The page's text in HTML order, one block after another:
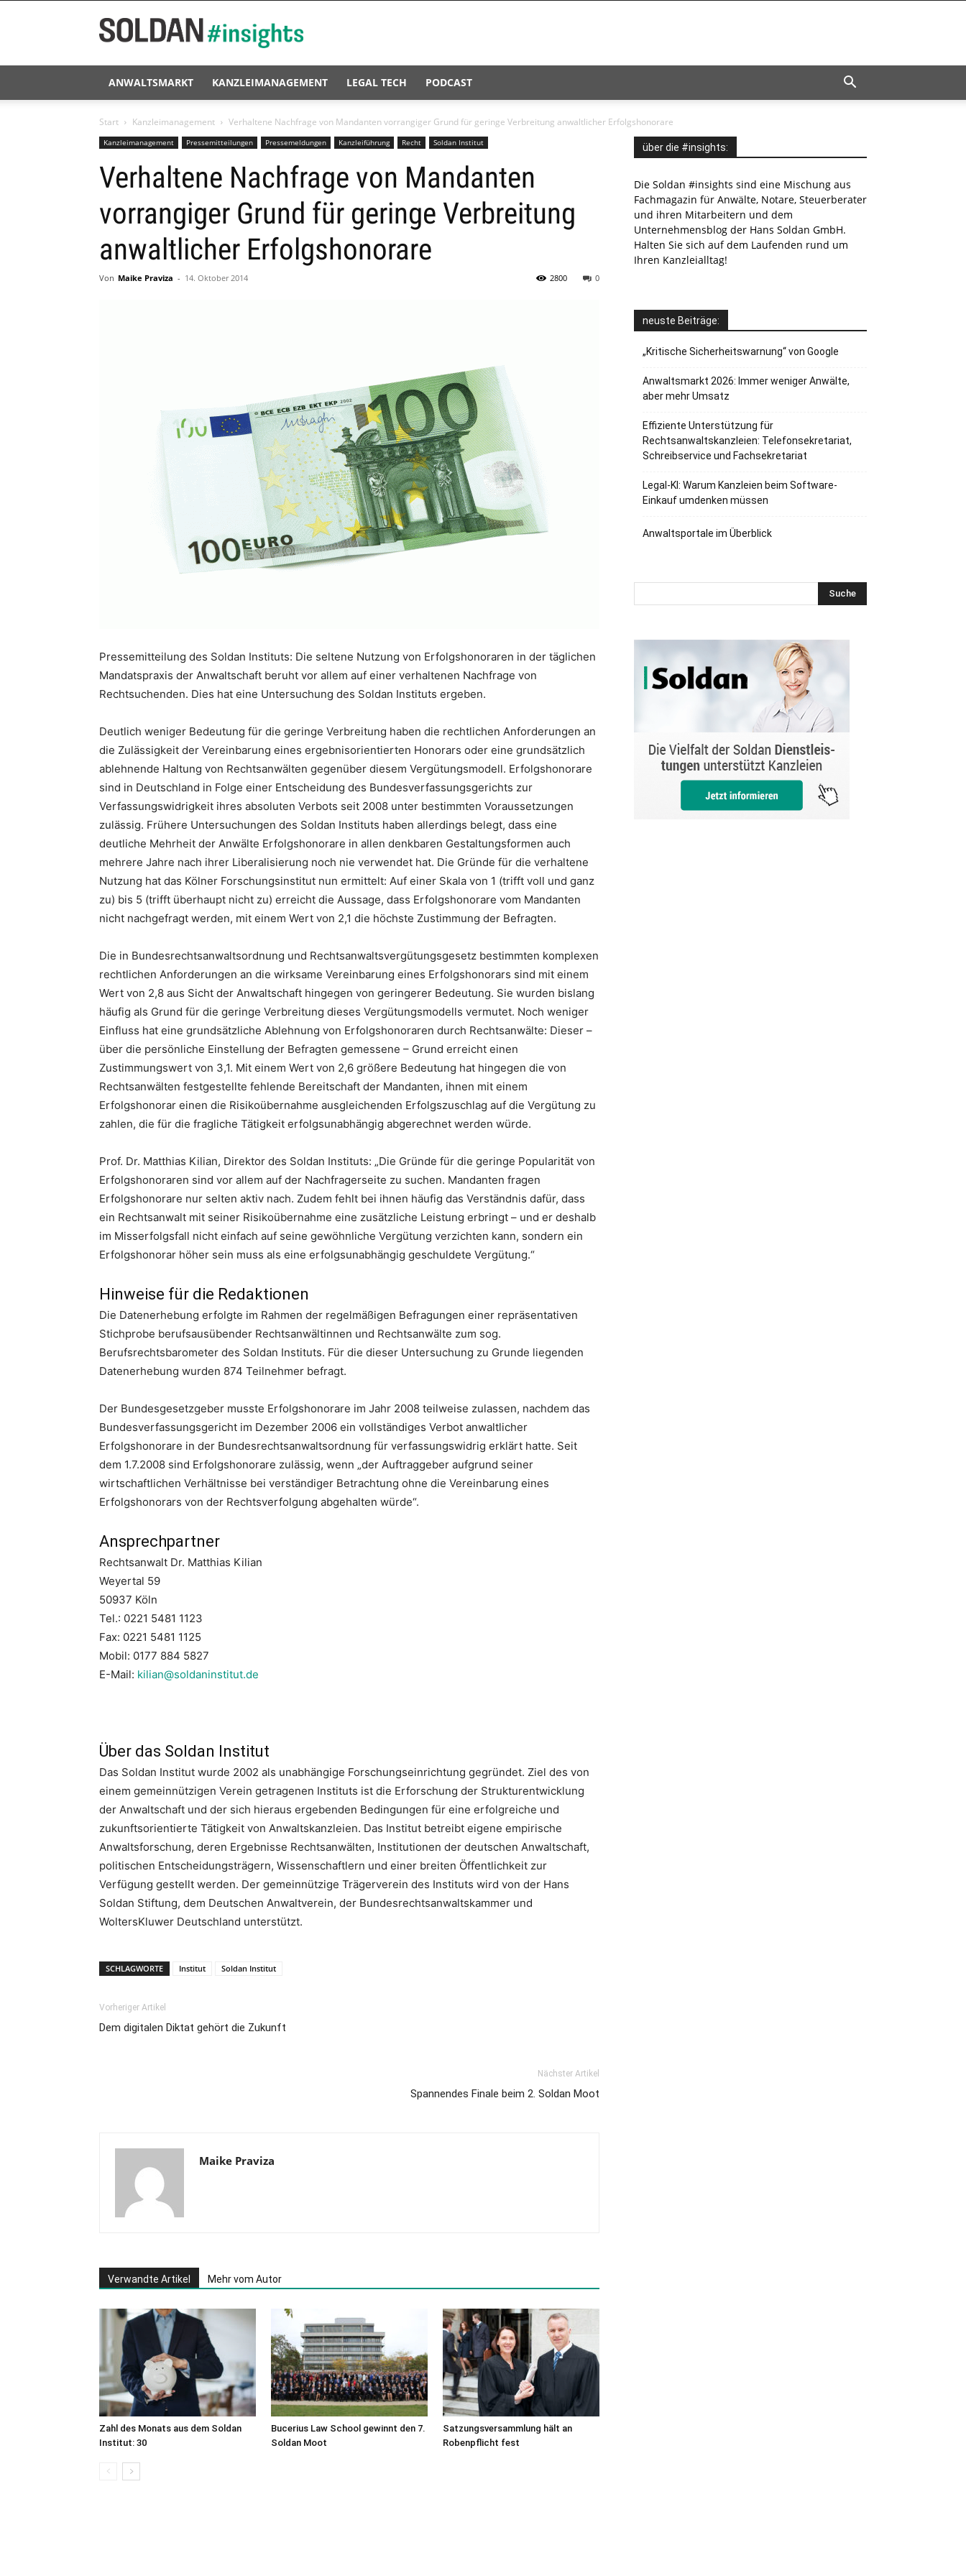
#insights
ANWALTSMARKT KANZLEIMANAGEMENT LEGAL TECH PODCAST
Start Kanzleimanagement Verhaltene Nachfrage von Mandanten vorrangiger Grund für geringe Verbreitung anwaltlicher Erfolgshonorare
Kanzleimanagement Pressemitteilungen Pressemeldungen Kanzleiführung Recht Soldan Institut
Verhaltene Nachfrage von Mandanten
vorrangiger Grund für geringe Verbreitung
anwaltlicher Erfolgshonorare
Von Maike Praviza - 14. Oktober 2014 0
2800
Pressemitteilung des Soldan Instituts: Die seltene Nutzung von Erfolgshonoraren in der täglichen
Mandatspraxis der Anwaltschaft beruht vor allem auf einer verhaltenen Nachfrage von
Rechtsuchenden. Dies hat eine Untersuchung des Soldan Instituts ergeben.
Deutlich weniger Bedeutung für die geringe Verbreitung haben die rechtlichen Anforderungen an
die Zulässigkeit der Vereinbarung eines ergebnisorientierten Honorars oder eine grundsätzlich
ablehnende Haltung von Rechtsanwälten gegenüber diesem Vergütungsmodell. Erfolgshonorare
sind in Deutschland in Folge einer Entscheidung des Bundesverfassungsgerichts zur
Verfassungswidrigkeit ihres absoluten Verbots seit 2008 unter bestimmten Voraussetzungen
zulässig. Frühere Untersuchungen des Soldan Instituts haben allerdings belegt, dass eine
deutliche Mehrheit der Anwälte Erfolgshonorare in allen denkbaren Gestaltungsformen auch
mehrere Jahre nach ihrer Liberalisierung noch nie verwendet hat. Die Gründe für die verhaltene
Nutzung hat das Kölner Forschungsinstitut nun ermittelt: Auf einer Skala von 1 (trifft voll und ganz
zu) bis 5 (trifft überhaupt nicht zu) erreicht die Aussage, dass Erfolgshonorare vom Mandanten
nicht nachgefragt werden, mit einem Wert von 2,1 die höchste Zustimmung der Befragten.
Die in Bundesrechtsanwaltsordnung und Rechtsanwaltsvergütungsgesetz bestimmten komplexen
rechtlichen Anforderungen an die wirksame Vereinbarung eines Erfolgshonorars sind mit einem
Wert von 2,8 aus Sicht der Anwaltschaft hingegen von geringerer Bedeutung. Sie wurden bislang
häufig als Grund für die geringe Verbreitung dieses Vergütungsmodells vermutet. Noch weniger
Einfluss hat eine grundsätzliche Ablehnung von Erfolgshonoraren durch Rechtsanwälte: Dieser –
über die persönliche Einstellung der Befragten gemessene – Grund erreicht einen
Zustimmungswert von 3,1. Mit einem Wert von 2,6 größere Bedeutung hat hingegen die von
Rechtsanwälten festgestellte fehlende Bereitschaft der Mandanten, ihnen mit einem
Erfolgshonorar einen die Risikoübernahme ausgleichenden Erfolgszuschlag auf die Vergütung zu
zahlen, die für die fragliche Tätigkeit erfolgsunabhängig abgerechnet werden würde.
Prof. Dr. Matthias Kilian, Direktor des Soldan Instituts: „Die Gründe für die geringe Popularität von
Erfolgshonoraren sind vor allem auf der Nachfragerseite zu suchen. Mandanten fragen
Erfolgshonorare nur selten aktiv nach. Zudem fehlt bei ihnen häufig das Verständnis dafür, dass
ein Rechtsanwalt mit seiner Risikoübernahme eine zusätzliche Leistung erbringt – und er deshalb
im Misserfolgsfall nicht einfach auf seine gewöhnliche Vergütung verzichten kann, sondern ein
Erfolgshonorar höher sein muss als eine erfolgsunabhängig geschuldete Vergütung.“
Hinweise für die Redaktionen
Die Datenerhebung erfolgte im Rahmen der regelmäßigen Befragungen einer repräsentativen
Stichprobe berufsausübender Rechtsanwältinnen und Rechtsanwälte zum sog.
Berufsrechtsbarometer des Soldan Instituts. Für die dieser Untersuchung zu Grunde liegenden
Datenerhebung wurden 874 Teilnehmer befragt.
Der Bundesgesetzgeber musste Erfolgshonorare im Jahr 2008 teilweise zulassen, nachdem das
Bundesverfassungsgericht im Dezember 2006 ein vollständiges Verbot anwaltlicher
Erfolgshonorare in der Bundesrechtsanwaltsordnung für verfassungswidrig erklärt hatte. Seit
dem 1.7.2008 sind Erfolgshonorare zulässig, wenn „der Auftraggeber aufgrund seiner
wirtschaftlichen Verhältnisse bei verständiger Betrachtung ohne die Vereinbarung eines
Erfolgshonorars von der Rechtsverfolgung abgehalten würde“.
Ansprechpartner
Rechtsanwalt Dr. Matthias Kilian
Weyertal 59
50937 Köln
Tel.: 0221 5481 1123
Fax: 0221 5481 1125
Mobil: 0177 884 5827
E-Mail: kilian@soldaninstitut.de
Über das Soldan Institut
Das Soldan Institut wurde 2002 als unabhängige Forschungseinrichtung gegründet. Ziel des von
einem gemeinnützigen Verein getragenen Instituts ist die Erforschung der Strukturentwicklung
der Anwaltschaft und der sich hieraus ergebenden Bedingungen für eine erfolgreiche und
zukunftsorientierte Tätigkeit von Anwaltskanzleien. Das Institut betreibt eigene empirische
Anwaltsforschung, deren Ergebnisse Rechtsanwälten, Institutionen der deutschen Anwaltschaft,
politischen Entscheidungsträgern, Wissenschaftlern und einer breiten Öffentlichkeit zur
Verfügung gestellt werden. Der gemeinnützige Trägerverein des Instituts wird von der Hans
Soldan Stiftung, dem Deutschen Anwaltverein, der Bundesrechtsanwaltskammer und
WoltersKluwer Deutschland unterstützt.
SCHLAGWORTE Institut Soldan Institut
Vorheriger Artikel
Dem digitalen Diktat gehört die Zukunft
Nächster Artikel
Spannendes Finale beim 2. Soldan Moot
Maike Praviza
Verwandte Artikel Mehr vom Autor
Zahl des Monats aus dem Soldan
Institut: 30
Bucerius Law School gewinnt den 7.
Soldan Moot
Satzungsversammlung hält an
Robenpflicht fest
über die #insights:
Die Soldan #insights sind eine Mischung aus
Fachmagazin für Anwälte, Notare, Steuerberater
und ihren Mitarbeitern und dem
Unternehmensblog der Hans Soldan GmbH.
Halten Sie sich auf dem Laufenden rund um
Ihren Kanzleialltag!
neuste Beiträge:
„Kritische Sicherheitswarnung“ von Google
Anwaltsmarkt 2026: Immer weniger Anwälte,
aber mehr Umsatz
Effiziente Unterstützung für
Rechtsanwaltskanzleien: Telefonsekretariat,
Schreibservice und Fachsekretariat
Legal-KI: Warum Kanzleien beim Software-
Einkauf umdenken müssen
Anwaltsportale im Überblick